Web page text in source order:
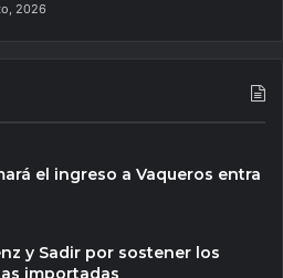
2026
el ingreso a Vaqueros entra
y Sadir por sostener los